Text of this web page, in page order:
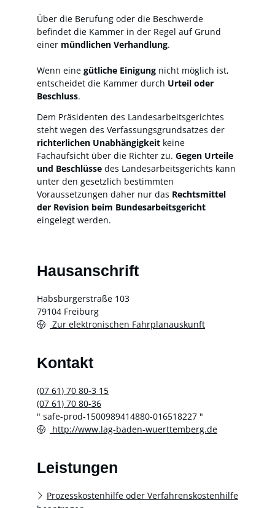
Über die Berufung oder die Beschwerde
befindet die Kammer in der Regel auf Grund
einer mündlichen Verhandlung.
Wenn eine gütliche Einigung nicht möglich ist,
entscheidet die Kammer durch Urteil oder
Beschluss.
Dem Präsidenten des Landesarbeitsgerichtes
steht wegen des Verfassungsgrundsatzes der
richterlichen Unabhängigkeit keine
Fachaufsicht über die Richter zu. Gegen Urteile
und Beschlüsse des Landesarbeitsgerichts kann
unter den gesetzlich bestimmten
Voraussetzungen daher nur das Rechtsmittel
der Revision beim Bundesarbeitsgericht
eingelegt werden.
Hausanschrift
Habsburgerstraße 103
79104 Freiburg
Zur elektronischen Fahrplanauskunft
Kontakt
(07 61) 70 80-3 15
(07 61) 70 80-36
" safe-prod-1500989414880-016518227 "
http://www.lag-baden-wuerttemberg.de
Leistungen
Prozesskostenhilfe oder Verfahrenskostenhilfe